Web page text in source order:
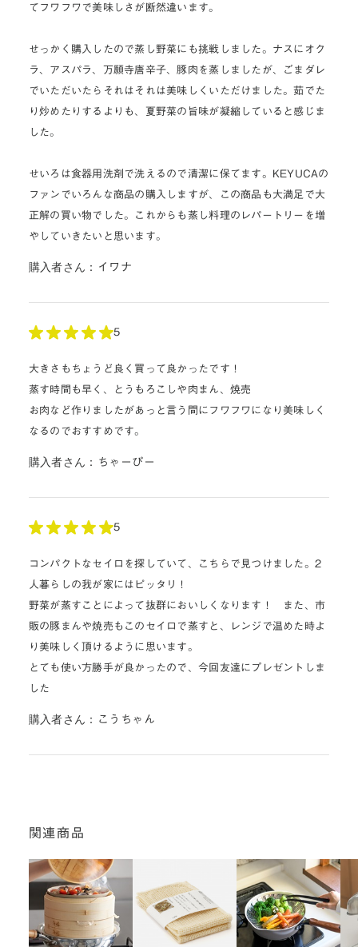
てフワフワで美味しさが断然違います。
せっかく購入したので蒸し野菜にも挑戦しました。ナスにオク
ラ、アスパラ、万願寺唐辛子、豚肉を蒸しましたが、ごまダレ
でいただいたらそれはそれは美味しくいただけました。茹でた
り炒めたりするよりも、夏野菜の旨味が凝縮していると感じま
した。
せいろは食器用洗剤で洗えるので清潔に保てます。KEYUCAの
ファンでいろんな商品の購入しますが、この商品も大満足で大
正解の買い物でした。これからも蒸し料理のレパートリーを増
やしていきたいと思います。
購入者さん： イワナ
5
大きさもちょうど良く買って良かったです！
蒸す時間も早く、とうもろこしや肉まん、焼売
お肉など作りましたがあっと言う間にフワフワになり美味しく
なるのでおすすめです。
購入者さん： ちゃーぴー
5
コンパクトなセイロを探していて、こちらで見つけました。2
人暮らしの我が家にはピッタリ！
野菜が蒸すことによって抜群においしくなります！ また、市
販の豚まんや焼売もこのセイロで蒸すと、レンジで温めた時よ
り美味しく頂けるように思います。
とても使い方勝手が良かったので、今回友達にプレゼントしま
した
購入者さん： こうちゃん
関連商品